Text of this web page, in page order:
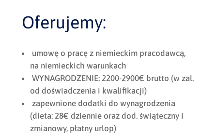
Oferujemy:
umowę o pracę z niemieckim pracodawcą,
na niemieckich warunkach
WYNAGRODZENIE: 2200-2900€ brutto (w zal.
od doświadczenia i kwalifikacji)
zapewnione dodatki do wynagrodzenia
(dieta: 28€ dziennie oraz dod. świąteczny i
zmianowy, płatny urlop)